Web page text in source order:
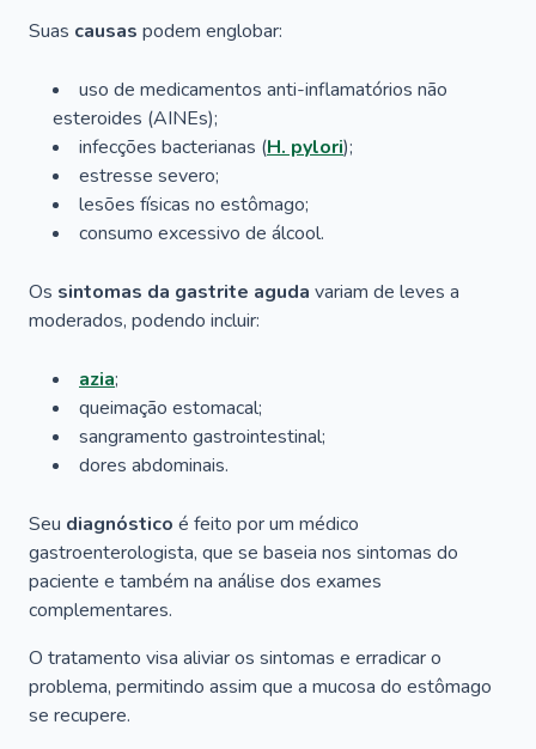
Suas causas podem englobar:
uso de medicamentos anti-inflamatórios não
esteroides (AINEs);
infecções bacterianas (H. pylori);
estresse severo;
lesões físicas no estômago;
consumo excessivo de álcool.
Os sintomas da gastrite aguda variam de leves a
moderados, podendo incluir:
azia;
queimação estomacal;
sangramento gastrointestinal;
dores abdominais.
Seu diagnóstico é feito por um médico
gastroenterologista, que se baseia nos sintomas do
paciente e também na análise dos exames
complementares.
O tratamento visa aliviar os sintomas e erradicar o
problema, permitindo assim que a mucosa do estômago
se recupere.